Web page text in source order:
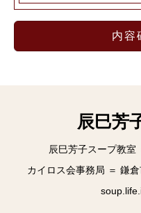
辰巳芳
辰巳芳子スープ教
カイロス会事務局 ＝ 鎌